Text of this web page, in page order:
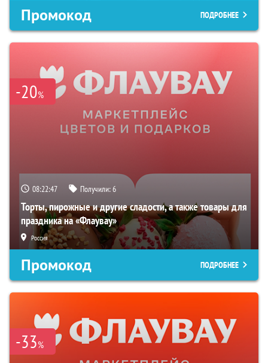
Промокод ПОДРОБНЕЕ
-20%
08:22:46 Получили:6
Торты, пирожные и другие сладости, а также товары для
праздника на «Флаувау»
Россия
Промокод ПОДРОБНЕЕ
-33%